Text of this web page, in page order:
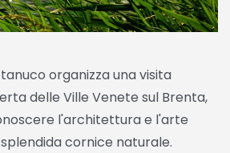
organizza una visita
delle Ville Venete sul Brenta,
l'architettura e l'arte
cornice naturale.